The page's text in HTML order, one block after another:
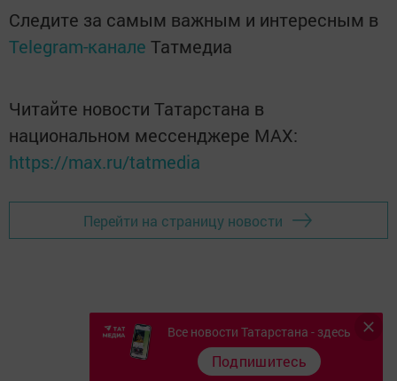
Следите за самым важным и интересным в
Telegram-канале Татмедиа
Читайте новости Татарстана в
национальном мессенджере MАХ:
https://max.ru/tatmedia
Перейти на страницу новости
Все новости Татарстана - здесь
Подпишитесь